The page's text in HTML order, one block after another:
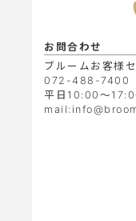
お問合わせ
ブルームお客様
072-488-7400
平日10:00～